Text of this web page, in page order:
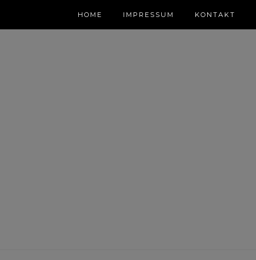
HOME IMPRESSUM KONTAKT